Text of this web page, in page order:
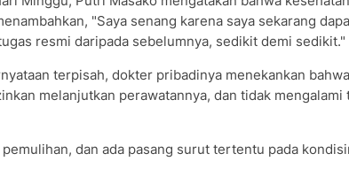
"Saya senang karena saya sekarang
resmi daripada sebelumnya, sedikit demi sedikit."
terpisah, dokter pribadinya menekankan
melanjutkan perawatannya, dan tidak mengalami
dan ada pasang surut tertentu pada